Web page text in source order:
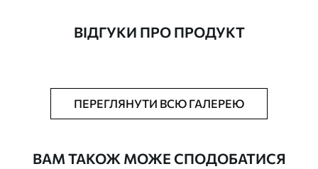
Додатково Можна додати лакове покриття.
ВІДГУКИ ПРО ПРОДУКТ
ПЕРЕГЛЯНУТИ ВСЮ ГАЛЕРЕЮ
ВАМ ТАКОЖ МОЖЕ СПОДОБАТИСЯ